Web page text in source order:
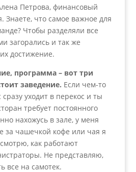
Петрова, финансовый
Знаете, что самое важное для
Чтобы разделяли все
загорались и так же
достижение.
программа – вот три
заведение. Если чем-то
уходит в перекос и ты
требует постоянного
нахожусь в зале, у меня
за чашечкой кофе или чая я
как работают
Не представляю,
все на самотек.